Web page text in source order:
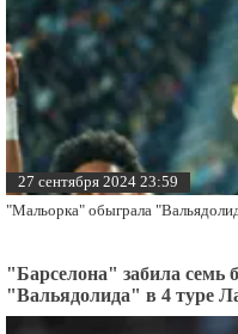
27 сентября 2024 23:59
"Мальорка" обыграла
"Барселона" забила семь
"Вальядолида" в 4 туре